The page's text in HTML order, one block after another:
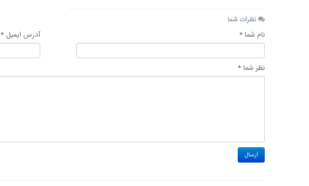
نظرات شما
آدرس ایمیل * نام شما *
نظر شما *